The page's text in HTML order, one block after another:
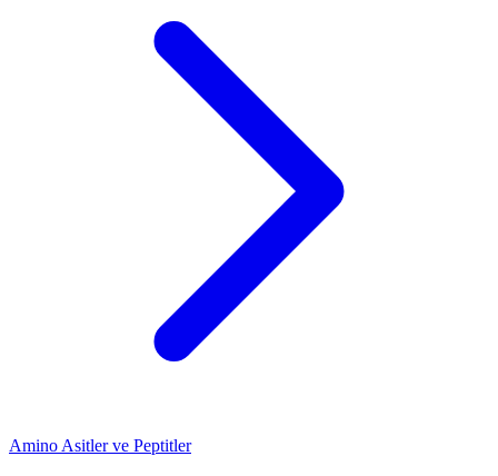
Amino Asitler ve Peptitler